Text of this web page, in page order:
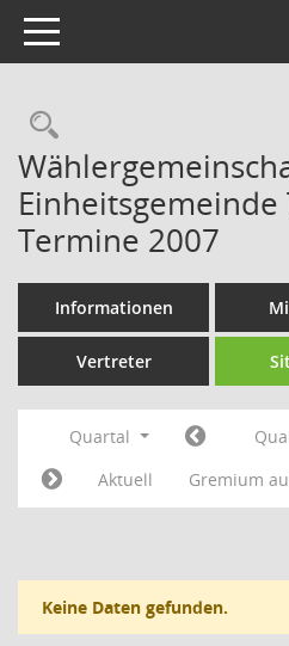
Toggle navigation
Rechercheauswahl
Termine 2007
Informationen
Vertreter
Quartal
Aktuell
Gremium
Keine Daten gefunden.